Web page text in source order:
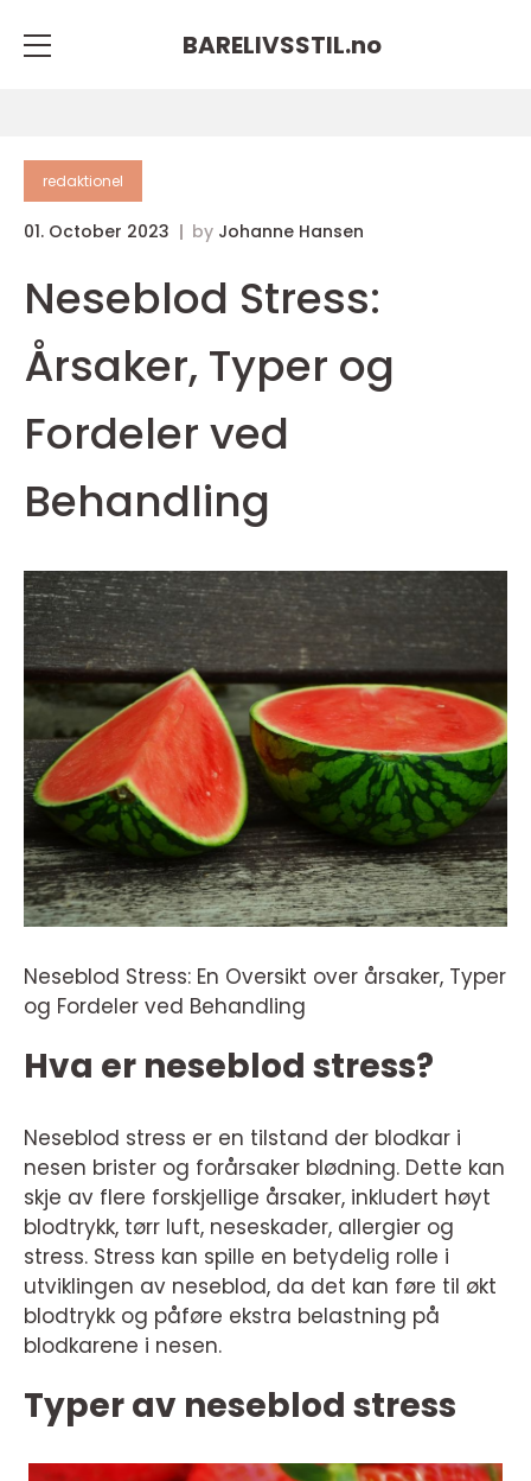
BARELIVSSTIL.no
redaktionel
01. October 2023 by Johanne Hansen
Neseblod Stress:
Årsaker, Typer og
Fordeler ved
Behandling
Neseblod Stress: En Oversikt over årsaker, Typer
og Fordeler ved Behandling
Hva er neseblod stress?
Neseblod stress er en tilstand der blodkar i
nesen brister og forårsaker blødning. Dette kan
skje av flere forskjellige årsaker, inkludert høyt
blodtrykk, tørr luft, neseskader, allergier og
stress. Stress kan spille en betydelig rolle i
utviklingen av neseblod, da det kan føre til økt
blodtrykk og påføre ekstra belastning på
blodkarene i nesen.
Typer av neseblod stress